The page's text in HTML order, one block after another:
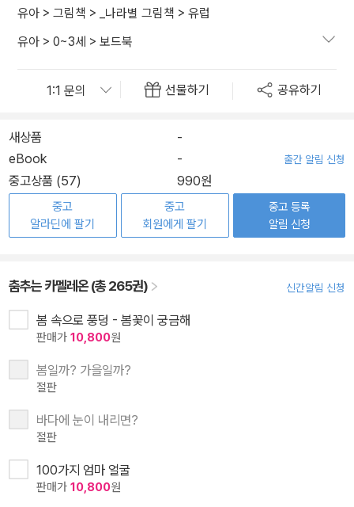
유아 > 그림책 > _나라별 그림책 > 유럽
유아 > 0~3세 > 보드북
선물하기 공유하기
새상품
-
eBook
- 출간 알림 신청
중고상품 (57) 990원
중고
알라딘에 팔기
중고
회원에게 팔기
중고 등록
알림 신청
춤추는 카멜레온 (총 265권) 신간알림 신청
봄 속으로 풍덩 - 봄꽃이 궁금해
판매가 10,800원
봄일까? 가을일까?
절판
바다에 눈이 내리면?
절판
100가지 엄마 얼굴
판매가 10,800원